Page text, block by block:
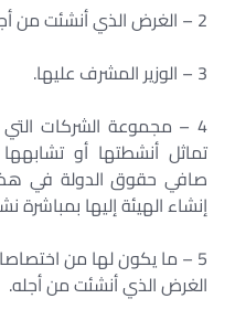
2 – الغرض الذي أنشئت من أجله.
3 – الوزير المشرف عليها.
4 – مجموعة الشركات
تماثل أنشطتها أو
صافي حقوق الدولة في
إنشاء الهيئة إليها
5 – ما يكون لها من
الغرض الذي أنشئت من أجله.